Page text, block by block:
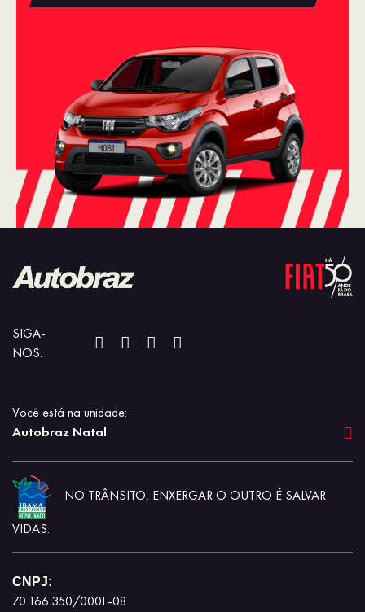
SIGA-
NOS:
Você está na unidade:
Autobraz Natal
NO TRÂNSITO, ENXERGAR O OUTRO É SALVAR
VIDAS.
CNPJ:
70.166.350/0001-08